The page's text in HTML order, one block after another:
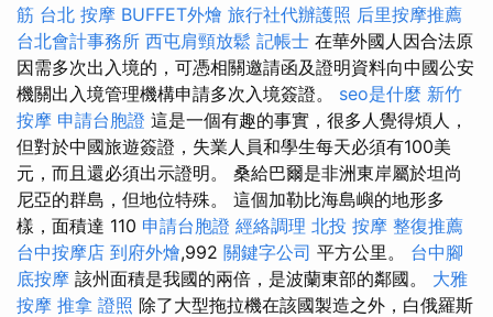
筋 台北 按摩 BUFFET外燴 旅行社代辦護照 后里按摩推薦
台北會計事務所 西屯肩頸放鬆 記帳士 在華外國人因合法原
因需多次出入境的，可憑相關邀請函及證明資料向中國公安
機關出入境管理機構申請多次入境簽證。 seo是什麼 新竹
按摩 申請台胞證 這是一個有趣的事實，很多人覺得煩人，
但對於中國旅遊簽證，失業人員和學生每天必須有100美
元，而且還必須出示證明。 桑給巴爾是非洲東岸屬於坦尚
尼亞的群島，但地位特殊。 這個加勒比海島嶼的地形多
樣，面積達 110 申請台胞證 經絡調理 北投 按摩 整復推薦
台中按摩店 到府外燴,992 關鍵字公司 平方公里。 台中腳
底按摩 該州面積是我國的兩倍，是波蘭東部的鄰國。 大雅
按摩 推拿 證照 除了大型拖拉機在該國製造之外，白俄羅斯